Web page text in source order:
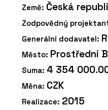
Země: Česká
Zodpovědný
Generální dodavatel:
Město: Prostřední
Suma: 4 354
Měna: CZK
Realizace: 2015